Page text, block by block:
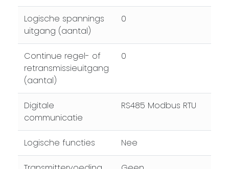
Logische spannings
uitgang (aantal)
0
Continue regel- of
retransmissieuitgang
(aantal)
0
Digitale
communicatie
RS485 Modbus RTU
Logische functies Nee